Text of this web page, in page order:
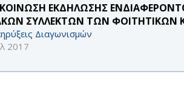
ΕΚΔΗΛΩΣΗΣ
ΣΥΛΛΕΚΤΩΝ ΤΩΝ ΦΟΙΤΗΤΙΚΩΝ
Διαγωνισμών
2017